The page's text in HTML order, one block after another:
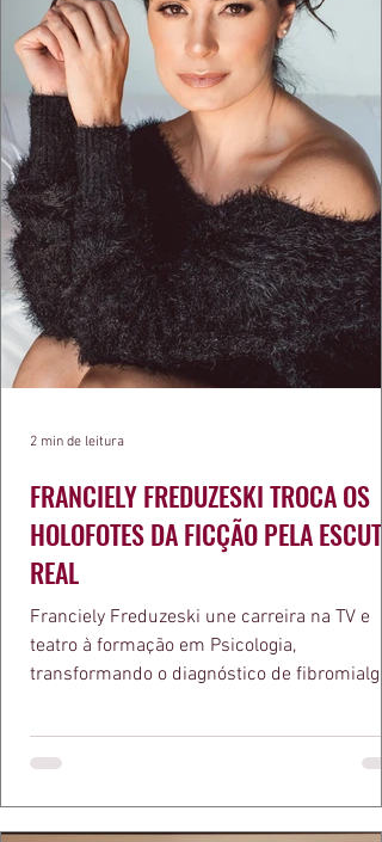
FRANCIELY FREDUZESKI TROCA OS
HOLOFOTES DA FICÇÃO PELA ESCUTA
REAL
Franciely Freduzeski une carreira na TV e
teatro à formação em Psicologia,
transformando o diagnóstico de fibromialgia
medalha Chiquinha Gonzaga.
2 min de leitura